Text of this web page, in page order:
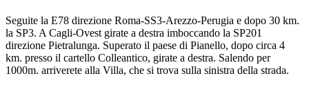
Seguite la E78 direzione Roma-SS3-Arezzo-Perugia e dopo 30 km.
la SP3. A Cagli-Ovest girate a destra imboccando la SP201
direzione Pietralunga. Superato il paese di Pianello, dopo circa 4
km. presso il cartello Colleantico, girate a destra. Salendo per
1000m. arriverete alla Villa, che si trova sulla sinistra della strada.